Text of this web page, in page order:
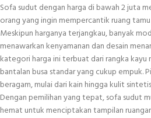
Sofa sudut dengan harga di bawah 2 juta
orang yang ingin mempercantik ruang
Meskipun harganya terjangkau, banyak
menawarkan kenyamanan dan desain
kategori harga ini terbuat dari rangka kayu
bantalan busa standar yang cukup empuk.
beragam, mulai dari kain hingga kulit
Dengan pemilihan yang tepat, sofa sudut
hemat untuk menciptakan tampilan